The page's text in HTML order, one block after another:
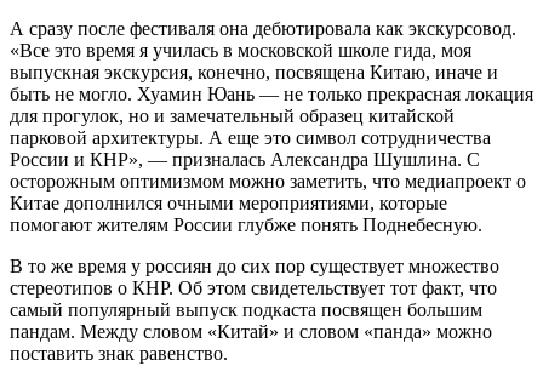
А сразу после фестиваля она дебютировала как экскурсовод.
«Все это время я училась в московской школе гида, моя
выпускная экскурсия, конечно, посвящена Китаю, иначе и
быть не могло. Хуамин Юань — не только прекрасная локация
для прогулок, но и замечательный образец китайской
парковой архитектуры. А еще это символ сотрудничества
России и КНР», — призналась Александра Шушлина. С
осторожным оптимизмом можно заметить, что медиапроект о
Китае дополнился очными мероприятиями, которые
помогают жителям России глубже понять Поднебесную.
В то же время у россиян до сих пор существует множество
стереотипов о КНР. Об этом свидетельствует тот факт, что
самый популярный выпуск подкаста посвящен большим
пандам. Между словом «Китай» и словом «панда» можно
поставить знак равенство.